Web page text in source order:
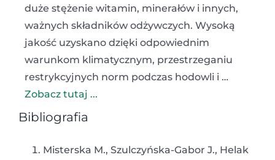
duże stężenie witamin, minerałów i innych,
ważnych składników odżywczych. Wysoką
jakość uzyskano dzięki odpowiednim
warunkom klimatycznym, przestrzeganiu
restrykcyjnych norm podczas hodowli i …
Zobacz tutaj ...
Bibliografia
Misterska M., Szulczyńska-Gabor J., Helak